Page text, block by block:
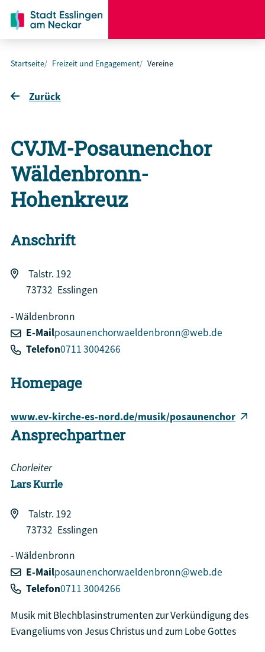
Startseite Freizeit und Engagement Vereine
Zurück
CVJM-Posaunenchor
Wäldenbronn-
Hohenkreuz
Anschrift
Wäldenbronn
Talstr. 192
73732 Esslingen
E-Mailposaunenchorwaeldenbronn@web.de
Telefon0711 3004266
Homepage
www.ev-kirche-es-nord.de/musik/posaunenchor
Ansprechpartner
Chorleiter
LarsKurrle
Wäldenbronn
Talstr. 192
73732 Esslingen
E-Mailposaunenchorwaeldenbronn@web.de
Telefon0711 3004266
Musik mit Blechblasinstrumenten zur Verkündigung des
Evangeliums von Jesus Christus und zum Lobe Gottes